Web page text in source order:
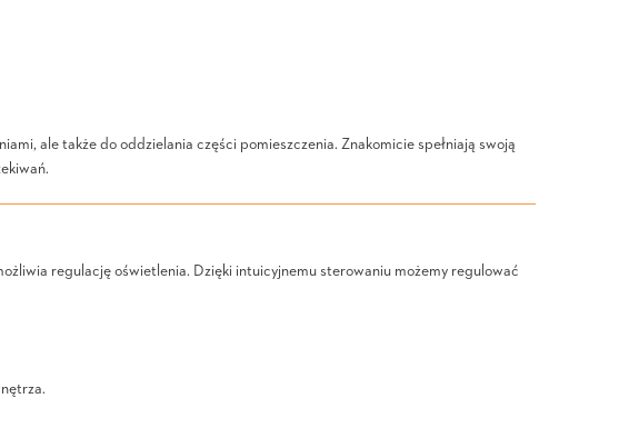
ale także do oddzielania części pomieszczenia. Znakomicie spełniają swoją
regulację oświetlenia. Dzięki intuicyjnemu sterowaniu możemy regulować